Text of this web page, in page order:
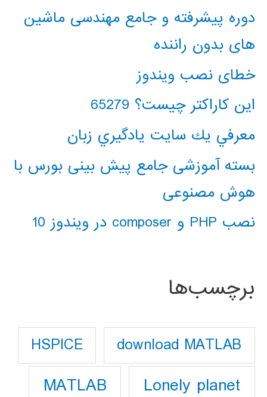
دوره پیشرفته و جامع مهندسی ماشین
های بدون راننده
خطای نصب ویندوز
این کاراکتر چیست؟ 65279
معرفي يك سايت يادگيري زبان
بسته آموزشی جامع پیش بینی بورس با
هوش مصنوعی
نصب PHP و composer در ویندوز 10
برچسب‌ها
download MATLAB
HSPICE
Lonely planet
MATLAB